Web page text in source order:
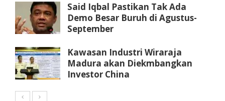
Said Iqbal Pastikan Tak Ada
Demo Besar Buruh di Agustus-
September
Kawasan Industri Wiraraja
Madura akan Diekmbangkan
Investor China